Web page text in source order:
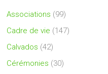
Associations (99)
Cadre de vie (147)
Calvados (42)
Cérémonies (30)